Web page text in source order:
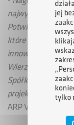
najwyższego
Potwierdza to
które przyczyniają
innowacyjności w
Wierzymy, że
Spółką i wsparcie
projektu w skali
ARP Venture sp. z
jej
tylko